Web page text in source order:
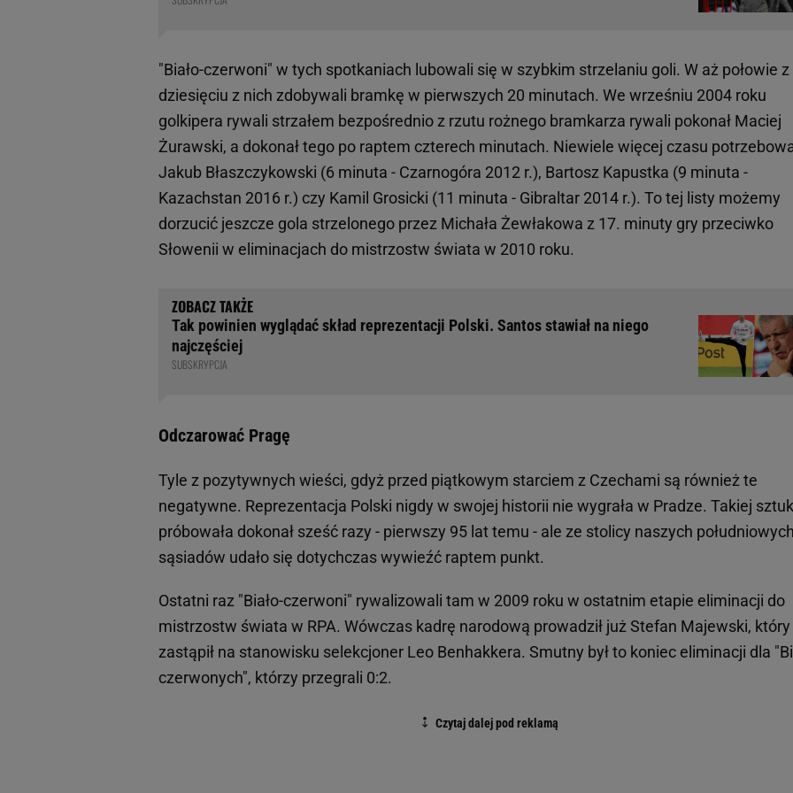
"Biało-czerwoni" w tych spotkaniach lubowali się w szybkim strzelaniu goli. W aż połowie z
dziesięciu z nich zdobywali bramkę w pierwszych 20 minutach. We wrześniu 2004 roku
golkipera rywali strzałem bezpośrednio z rzutu rożnego bramkarza rywali pokonał Maciej
Żurawski, a dokonał tego po raptem czterech minutach. Niewiele więcej czasu
Jakub Błaszczykowski (6 minuta - Czarnogóra 2012 r.), Bartosz Kapustka (9 minuta -
Kazachstan 2016 r.) czy Kamil Grosicki (11 minuta - Gibraltar 2014 r.). To tej listy możemy
dorzucić jeszcze gola strzelonego przez Michała Żewłakowa z 17. minuty gry przeciwko
Słowenii w eliminacjach do mistrzostw świata w 2010 roku.
Tak powinien wyglądać skład reprezentacji Polski. Santos stawiał na niego
najczęściej
SUBSKRYPCJA
Odczarować Pragę
Tyle z pozytywnych wieści, gdyż przed piątkowym starciem z Czechami są również te
negatywne. Reprezentacja Polski nigdy w swojej historii nie wygrała w Pradze. Takiej
próbowała dokonał sześć razy - pierwszy 95 lat temu - ale ze stolicy naszych
sąsiadów udało się dotychczas wywieźć raptem punkt.
Ostatni raz "Biało-czerwoni" rywalizowali tam w 2009 roku w ostatnim etapie eliminacji do
mistrzostw świata w RPA. Wówczas kadrę narodową prowadził już Stefan Majewski, który
zastąpił na stanowisku selekcjoner Leo Benhakkera. Smutny był to koniec eliminacji dla
czerwonych", którzy przegrali 0:2.